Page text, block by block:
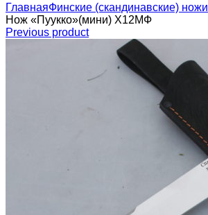
ГлавнаяФинские (скандинавские) ножи
Нож «Пуукко»(мини) Х12МФ
Previous product